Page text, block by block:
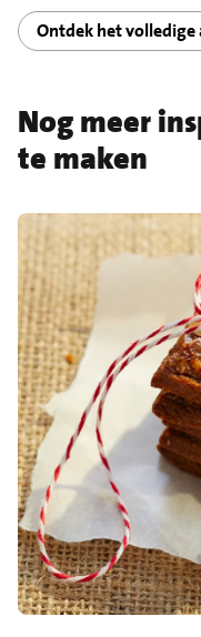
Ontdek het
Nog meer
te maken